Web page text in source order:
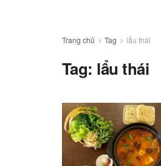
Trang chủ Tag lẩu thái
Tag: lẩu thái